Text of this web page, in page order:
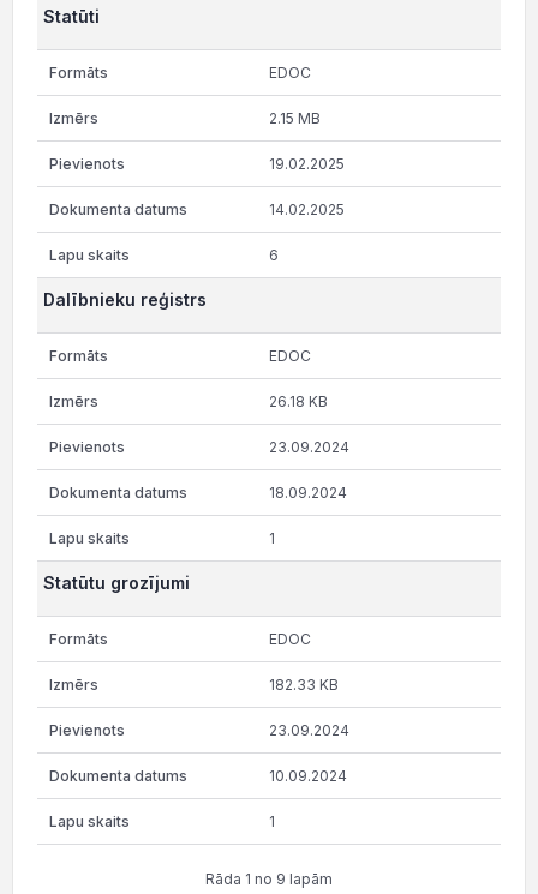
Statūti
EDOC
2.15 MB
19.02.2025
14.02.2025
6
Dalībnieku reģistrs
EDOC
26.18 KB
23.09.2024
18.09.2024
1
Statūtu grozījumi
EDOC
182.33 KB
23.09.2024
10.09.2024
1
Rāda 1 no 9 lapām